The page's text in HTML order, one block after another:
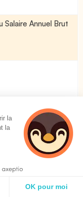
Annuel Brut
Annuel Brut
la
la
OK pour moi